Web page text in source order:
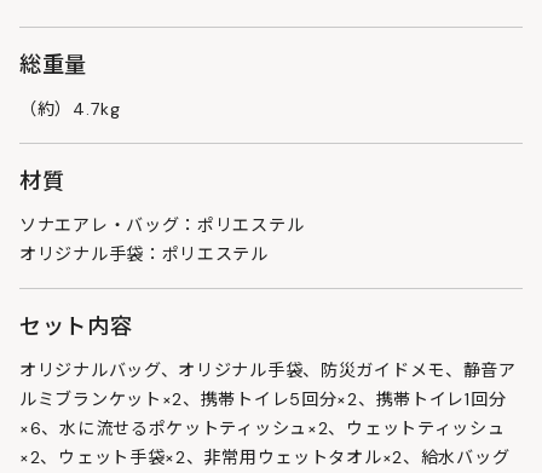
総重量
（約）4.7kg
材質
ソナエアレ・バッグ：ポリエステル
オリジナル手袋：ポリエステル
セット内容
オリジナルバッグ、オリジナル手袋、防災ガイドメモ、静音ア
ルミブランケット×2、携帯トイレ5回分×2、携帯トイレ1回分
×6、水に流せるポケットティッシュ×2、ウェットティッシュ
×2、ウェット手袋×2、非常用ウェットタオル×2、給水バッグ